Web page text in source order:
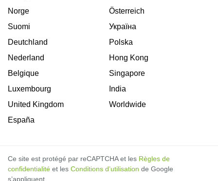
Norge
Suomi
Deutchland
Nederland
Belgique
Luxembourg
United Kingdom
España
Österreich
Україна
Polska
Hong Kong
Singapore
India
Worldwide
Ce site est protégé par reCAPTCHA et les Règles de
confidentialité et les Conditions d’utilisation de Google
s’appliquent.